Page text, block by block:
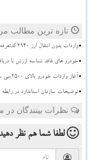
تازه ترین مطالب
واردات بدون انتقال ارز ۲۹۴۰ کدتعرفه به علاوه لیست
خودرو های فاقد شناسه ارزش با
آغاز واردات خودرو بالای ۲۵۰۰سی سی مناطق آزاد در سامانه جامع تجارت
توضیحات سازمان استاندارد در
نظرات بینندگان
لطفا شما همنظر